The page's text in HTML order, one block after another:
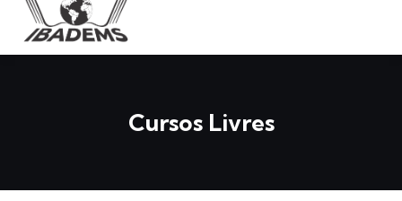
Cursos Livres